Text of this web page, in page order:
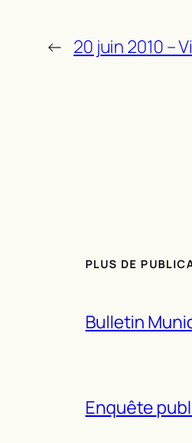
← 20 juin 2010 –
PLUS DE
Bulletin
Enquête